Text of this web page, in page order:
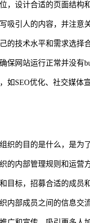
，设计合适的页面结构
引人的内容，并注意
的技术水平和需求选择
保网站运行正常并没有
SEO优化、社交媒体
织的目的是什么，是为
的内部管理规则和运营
标，招募合适的成员
内部成员之间的信息交